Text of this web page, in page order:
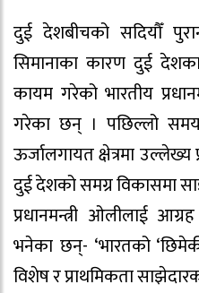
दुई देशबीचको सदियौँ
सिमानाका कारण दुई
कायम गरेको भारतीय
गरेका छन् । पछिल्लो
ऊर्जालगायत क्षेत्रमा
दुई देशको समग्र विकासमा
प्रधानमन्त्री ओलीलाई
भनेका छन्- ‘भारतको
विशेष र प्राथमिकता